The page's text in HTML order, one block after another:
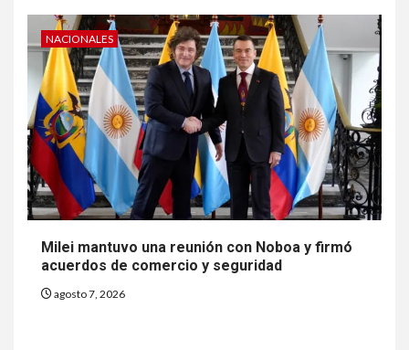
NACIONALES
Milei mantuvo una reunión con Noboa y firmó
acuerdos de comercio y seguridad
agosto 7, 2026